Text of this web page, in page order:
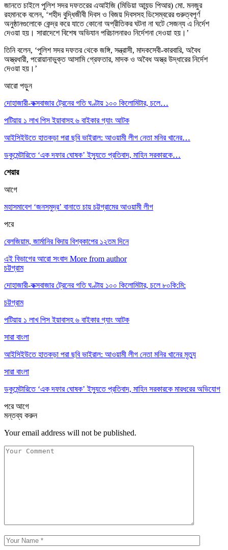
জানতে চাইলে পুলিশ সদর দফতরের এআইজি (মিডিয়া আ্যন্ড পিআর) মো. মনজুর
রহমানকে বলেন, ‘শহীদ বুদ্ধিজীবী দিবস ও বিজয় দিবসসহ ডিসেম্বরের গুরুত্বপূর্ণ
অনুষ্ঠানগুলোকে কেন্দ্র করে যাতে কোনো অপ্রীতিকর ঘটনা না ঘটে সেজন্য এ নির্দেশ
দেওয়া হয়। সারাদেশে বিশেষ অভিযান পরিচালনারও নির্দেশনা দেওয়া হয়।’
তিনি বলেন, ‘পুলিশ সদর দফতর থেকে জঙ্গি, সন্ত্রাসী, মাদকসেবী-কারবারি, অবৈধ
অস্ত্রধারী, পরোয়ানাভুক্ত আসামি গ্রেফতার, মাদক ও অবৈধ অস্ত্র উদ্ধারের নির্দেশ
দেওয়া হয়।’
আরো পড়ুন
দোহাজারী-কক্সবাজার ট্রেনের গতি ঘণ্টায় ১০০ কিলোমিটার, চলে…
পটিয়ায় ১ লাখ পিস ইয়াবাসহ ৬ বাইকার গ্যাং আটক
আইসিইউতে হাতকড়া পরা ছবি ভাইরাল: আওয়ামী লীগ নেতা মনির খানের…
ডকুমেন্টারিতে ‘এক দফার ঘোষক’ ইস্যুতে প্রতিবাদ, মাহিন সরকারকে…
শেয়ার
আগে
মহাসমাবেশ ‘জনসমুদ্র’ বানাতে চায় চট্টগ্রামের আওয়ামী লীগ
পরে
বেলজিয়াম, জার্মানির বিদায় বিশ্বকাপের ১২তম দিনে
এই বিভাগের আরো সংবাদ More from author
চট্টগ্রাম
দোহাজারী-কক্সবাজার ট্রেনের গতি ঘণ্টায় ১০০ কিলোমিটার, চলে ৮০কি:মি:
চট্টগ্রাম
পটিয়ায় ১ লাখ পিস ইয়াবাসহ ৬ বাইকার গ্যাং আটক
সারা বাংলা
আইসিইউতে হাতকড়া পরা ছবি ভাইরাল: আওয়ামী লীগ নেতা মনির খানের মৃত্যু
সারা বাংলা
ডকুমেন্টারিতে ‘এক দফার ঘোষক’ ইস্যুতে প্রতিবাদ, মাহিন সরকারকে মারধরের অভিযোগ
পরেআগে
মন্তব্য করুন
Your email address will not be published.